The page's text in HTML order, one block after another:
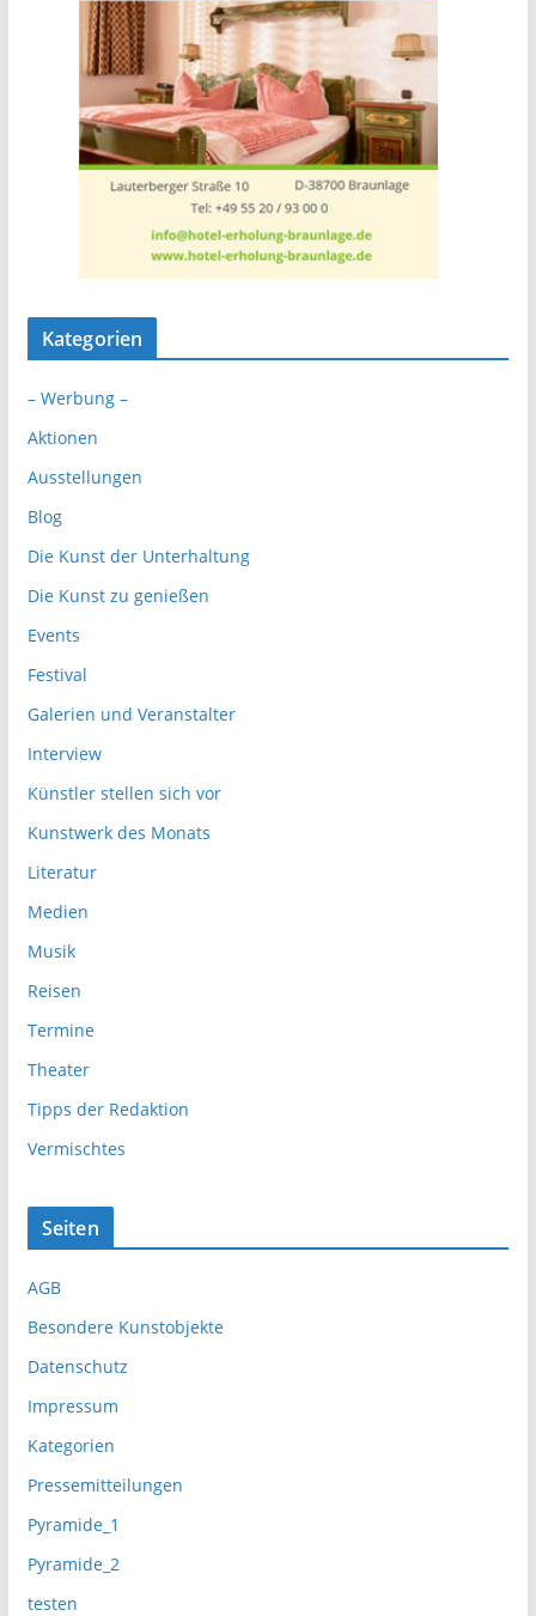
Kategorien
– Werbung –
Aktionen
Ausstellungen
Blog
Die Kunst der Unterhaltung
Die Kunst zu genießen
Events
Festival
Galerien und Veranstalter
Interview
Künstler stellen sich vor
Kunstwerk des Monats
Literatur
Medien
Musik
Reisen
Termine
Theater
Tipps der Redaktion
Vermischtes
Seiten
AGB
Besondere Kunstobjekte
Datenschutz
Impressum
Kategorien
Pressemitteilungen
Pyramide_1
Pyramide_2
testen